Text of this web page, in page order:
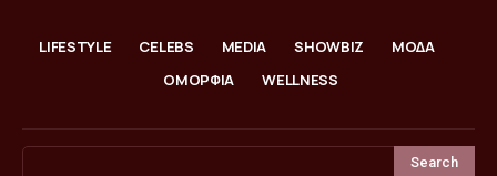
LIFESTYLE CELEBS MEDIA SHOWBIZ
ΜΟΔΑ
ΟΜΟΡΦΙΑ
WELLNESS
Search